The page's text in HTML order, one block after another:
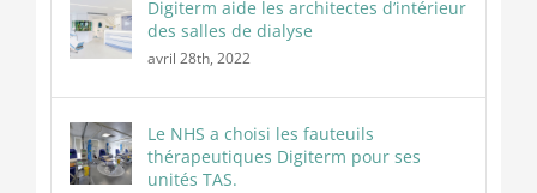
Digiterm aide les architectes d’intérieur
des salles de dialyse
avril 28th, 2022
Le NHS a choisi les fauteuils
thérapeutiques Digiterm pour ses
unités TAS.